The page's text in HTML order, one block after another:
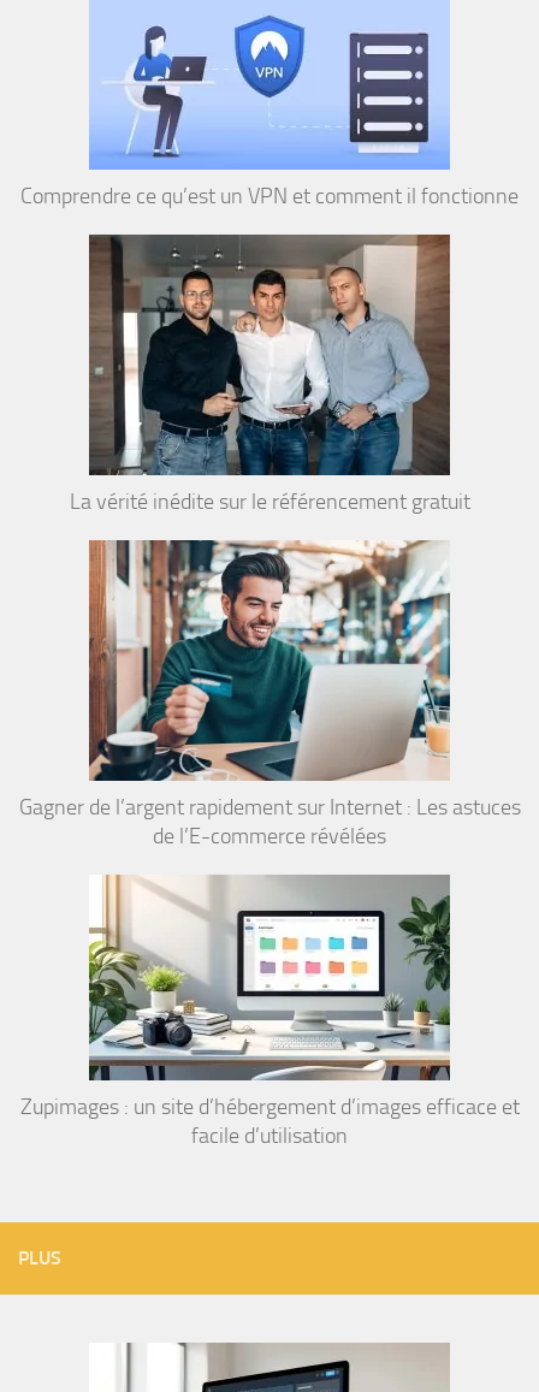
Comprendre ce qu’est un VPN et comment il fonctionne
La vérité inédite sur le référencement gratuit
Gagner de l’argent rapidement sur Internet : Les astuces
de l’E-commerce révélées
Zupimages : un site d’hébergement d’images efficace et
facile d’utilisation
PLUS